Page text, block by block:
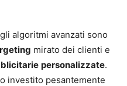
algoritmi avanzati sono
mirato dei clienti e
personalizzate.
investito pesantemente